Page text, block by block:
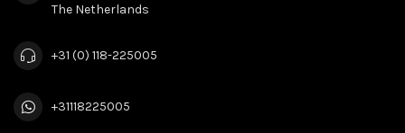
The Netherlands
+31 (0) 118-225005
+31118225005